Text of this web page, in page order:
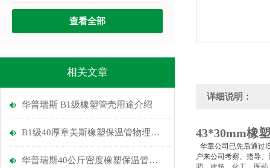
查看全部
相关文章
华普瑞斯 B1级橡塑管壳用途介绍
B1级40厚章美斯橡塑保温管物理性能介绍
华普瑞斯40公斤密度橡塑保温管优点
详细说明：
43*30mm橡
华章公司已先后通过
户来公司考察、指导